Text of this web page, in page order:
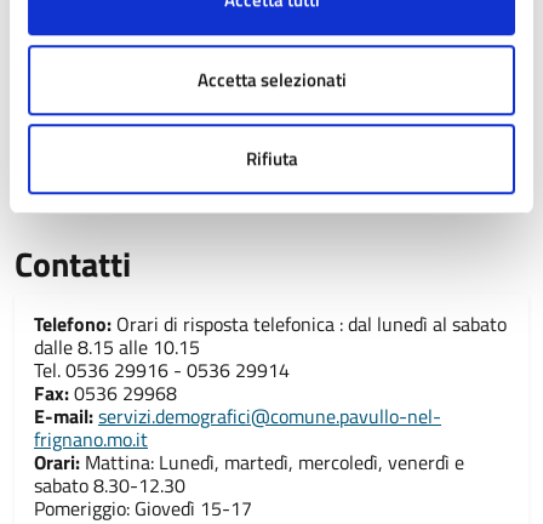
Accetta selezionati
Rifiuta
Sede principale
Municipio
Contatti
Telefono: Orari di risposta telefonica : dal lunedì al sabato
dalle 8.15 alle 10.15
Tel. 0536 29916 - 0536 29914
Fax:0536 29968
E-mail:servizi.demografici@comune.pavullo-nel-
frignano.mo.it
Orari: Mattina: Lunedì, martedì, mercoledì, venerdì e
sabato 8.30-12.30
Pomeriggio: Giovedì 15-17